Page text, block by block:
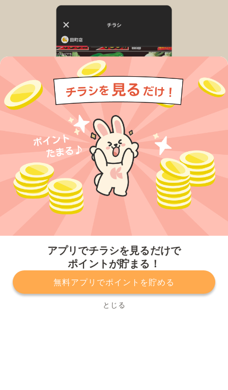
アプリでチラシを見るだけで
ポイントが貯まる！
無料アプリでポイントを貯める
とじる
プライバシーポリシー 利用規約
運営会社
サービスに関してのお問い合わせ